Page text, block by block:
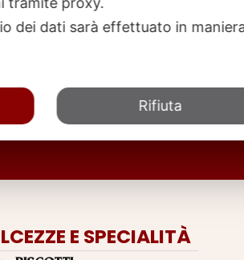
E SPECIALITÀ
dei dati sarà effettuato in
Rifiuta